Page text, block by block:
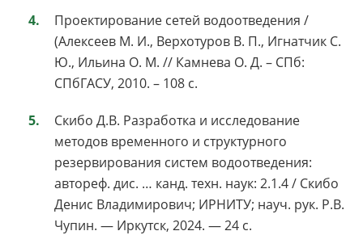
Проектирование сетей водоотведения /
(Алексеев М. И., Верхотуров В. П., Игнатчик С.
Ю., Ильина О. М. // Камнева О. Д. – СПб:
СПбГАСУ, 2010. – 108 с.
Скибо Д.В. Разработка и исследование
методов временного и структурного
резервирования систем водоотведения:
автореф. дис. … канд. техн. наук: 2.1.4 / Скибо
Денис Владимирович; ИРНИТУ; науч. рук. Р.В.
Чупин. — Иркутск, 2024. — 24 с.